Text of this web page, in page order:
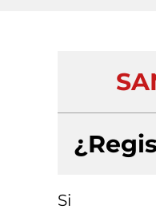
Si